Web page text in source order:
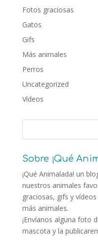
Fotos graciosas
Gatos
Gifs
Más animales
Perros
Uncategorized
Vídeos
Sobre ¡Qué
¡Qué Animalada! un
nuestros animales
graciosas, gifs y
más animales.
¡Envíanos alguna foto
mascota y la